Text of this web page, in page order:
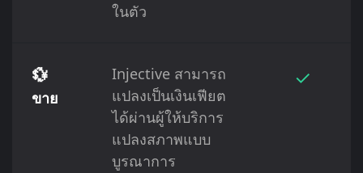
ในตัว
💱
ขาย
Injective สามารถ
แปลงเป็นเงินเฟียต
ได้ผ่านผู้ให้บริการ
แปลงสภาพแบบ
บูรณาการ
✓